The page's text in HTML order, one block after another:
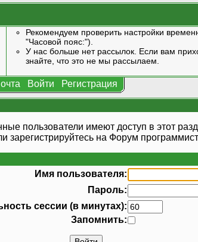
Рекомендуем проверить настройки
"Часовой пояс:").
У нас больше нет рассылок. Если вам
знайте, что это не мы рассылаем.
Войти Регистрация
пользователи имеют доступ в этот
зарегистрируйтесь на Форум
Имя пользователя:
Пароль:
сессии (в минутах):
Запомнить: